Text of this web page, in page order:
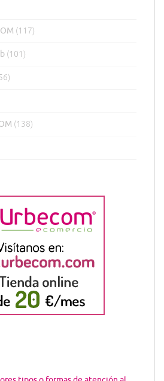
(117)
(101)
(138)